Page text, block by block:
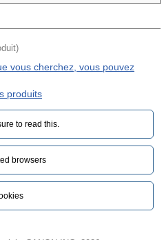
vous cherchez, vous pouvez
produits
to read this.‎
browsers